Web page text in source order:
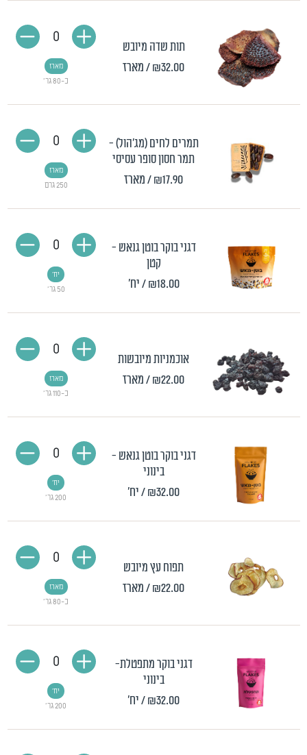
תות שדה מיובש
₪32.00/ מארז
כ-80 גר'
מארז
0
תמרים לחים (מג'הול) -
תמר חסון סופר עסיסי
₪17.90/ מארז 250 גרם
מארז
0
דגני בוקר בוטן גנאש -
קטן
₪18.00 / יח' 50 גר'
יח'
0
אוכמניות מיובשות
₪22.00/ מארז
כ-110 גר'
מארז
0
דגני בוקר בוטן גנאש -
בינוני
₪32.00/ יח' 200 גר'
יח'
0
תפוח עץ מיובש
₪22.00/ מארז
כ-80 גר'
מארז
0
דגני בוקר מתפטלת-
בינוני
₪32.00/ יח' 200 גר'
יח'
0